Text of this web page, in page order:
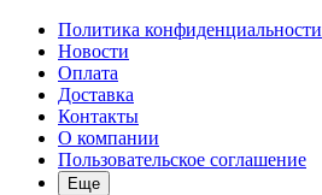
Политика конфиденциальности
Новости
Оплата
Доставка
Контакты
О компании
Пользовательское соглашение
Еще